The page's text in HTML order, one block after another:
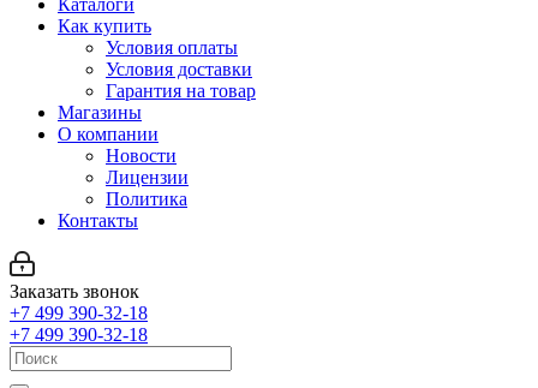
Каталоги
Как купить
Условия оплаты
Условия доставки
Гарантия на товар
Магазины
О компании
Новости
Лицензии
Политика
Контакты
Заказать звонок
+7 499 390-32-18
+7 499 390-32-18